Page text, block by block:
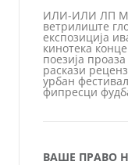
ИЛИ-ИЛИ ЛП
ветрилиште
експозиција
кинотека
поезија проаза
раскази
урбан фестивал
фипресци
ВАШЕ ПРАВО